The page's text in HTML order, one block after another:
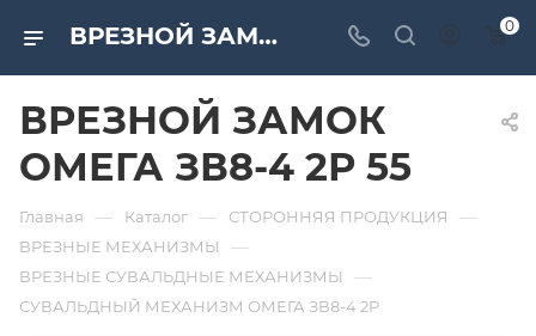
ВРЕЗНОЙ ЗАМОК ОМЕГА ЗВ8-4 2Р 55. Дверная и мебельная фурнитура САМИР-КИЛИТ | Оптовые поставки 0
ВРЕЗНОЙ ЗАМОК
ОМЕГА ЗВ8-4 2Р 55
Главная — Каталог — СТОРОННЯЯ ПРОДУКЦИЯ —
ВРЕЗНЫЕ МЕХАНИЗМЫ —
ВРЕЗНЫЕ СУВАЛЬДНЫЕ МЕХАНИЗМЫ —
СУВАЛЬДНЫЙ МЕХАНИЗМ ОМЕГА ЗВ8-4 2Р